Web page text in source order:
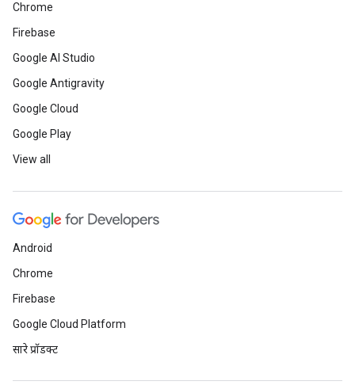
Chrome
Firebase
Google AI Studio
Google Antigravity
Google Cloud
Google Play
View all
Android
Chrome
Firebase
Google Cloud Platform
सारे प्रॉडक्ट